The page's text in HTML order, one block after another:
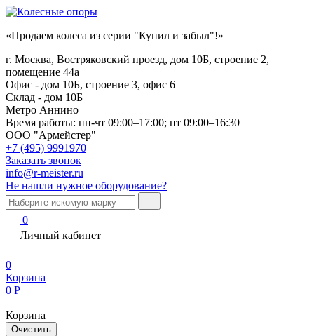
«Продаем колеса из серии "Купил и забыл"!»
г. Москва, Востряковский проезд, дом 10Б, строение 2,
помещение 44а
Офис - дом 10Б, строение 3, офис 6
Склад - дом 10Б
Метро Аннино
Время работы: пн-чт 09:00–17:00; пт 09:00–16:30
ООО "Армейстер"
+7 (495) 9991970
Заказать звонок
info@r-meister.ru
Не нашли нужное оборудование?
0
Личный кабинет
0
Корзина
0 Р
Корзина
Очистить